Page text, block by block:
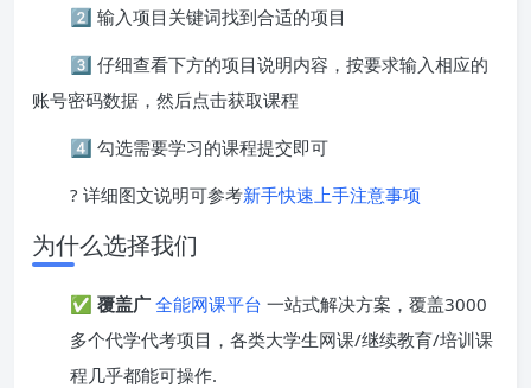
2️⃣ 输入项目关键词找到合适的项目
3️⃣ 仔细查看下方的项目说明内容，按要求输入相应的
账号密码数据，然后点击获取课程
4️⃣ 勾选需要学习的课程提交即可
? 详细图文说明可参考新手快速上手注意事项
为什么选择我们
✅ 覆盖广 全能网课平台 一站式解决方案，覆盖3000
多个代学代考项目，各类大学生网课/继续教育/培训课
程几乎都能可操作.